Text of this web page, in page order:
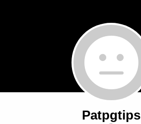
Patpgtips